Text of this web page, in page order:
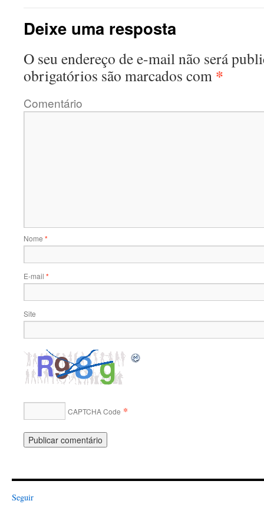
Deixe uma resposta
O seu endereço de e-mail não será
obrigatórios são marcados com *
Comentário
Nome *
E-mail *
Site
CAPTCHA Code *
Seguir